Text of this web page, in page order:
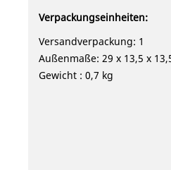
Verpackungseinheiten:
Versandverpackung: 1
Außenmaße: 29 x 13,5 x
Gewicht : 0,7 kg